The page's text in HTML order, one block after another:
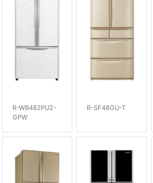
R-WB482PU2-
GPW
R-SF48GU-T